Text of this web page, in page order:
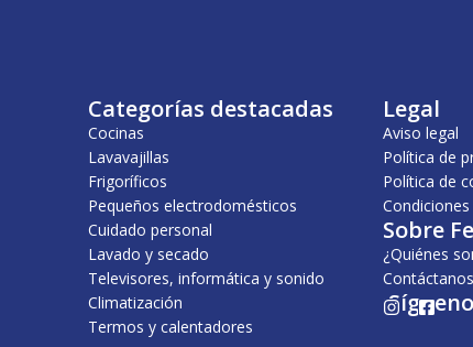
Categorías destacadas
Cocinas
Lavavajillas
Frigoríficos
Pequeños electrodomésticos
Cuidado personal
Lavado y secado
Televisores, informática y sonido
Climatización
Termos y calentadores
Legal
Aviso legal
Política de
Política de
Sobre
¿Quiénes
Contáctanos
I F